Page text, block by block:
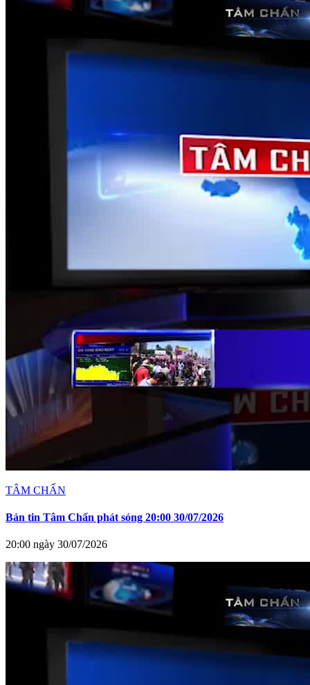
TÂM CHẤN
Bản tin Tâm Chấn phát sóng 20:00 30/07/2026
20:00 ngày 30/07/2026